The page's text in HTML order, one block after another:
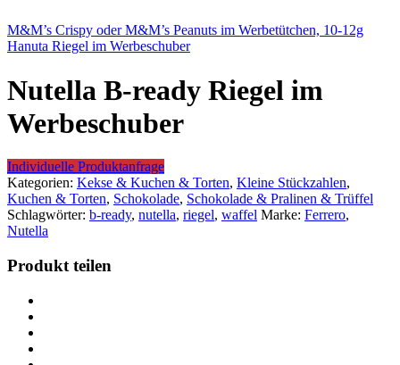
M&M’s Crispy oder M&M’s Peanuts im Werbetütchen, 10-12g
Hanuta Riegel im Werbeschuber
Nutella B-ready Riegel im
Werbeschuber
Individuelle Produktanfrage
Kategorien: Kekse & Kuchen & Torten, Kleine Stückzahlen,
Kuchen & Torten, Schokolade, Schokolade & Pralinen & Trüffel
Schlagwörter: b-ready, nutella, riegel, waffel Marke: Ferrero,
Nutella
Produkt teilen